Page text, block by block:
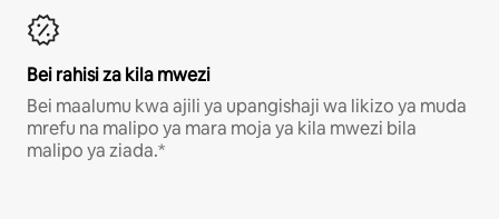
Bei rahisi za kila mwezi
Bei maalumu kwa ajili ya upangishaji wa likizo ya muda
mrefu na malipo ya mara moja ya kila mwezi bila
malipo ya ziada.*